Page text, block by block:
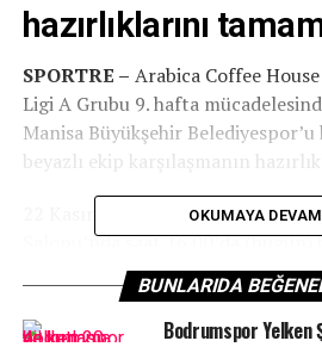
hazırlıklarını
SPORTRE – Arabica Coffee
Ligi A Grubu 9. hafta
Manisa Büyükşehir
beyazlı ekip karşılaşmanın
22 Kasım Cumartesi günü Binnaz
Salonu’nda saat 16.00’da (bugün)
öncesi, hafta boyunca Teknik
yönetiminde hazırlıklarını
hedef, taraftarın da desteğiyle
OKUMAYA
BUNLARIDA
Bodrumspor Yelken